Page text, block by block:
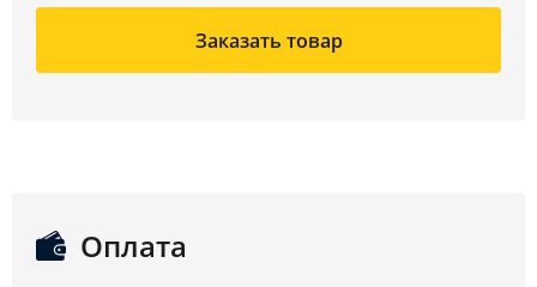
Заказать товар
Оплата